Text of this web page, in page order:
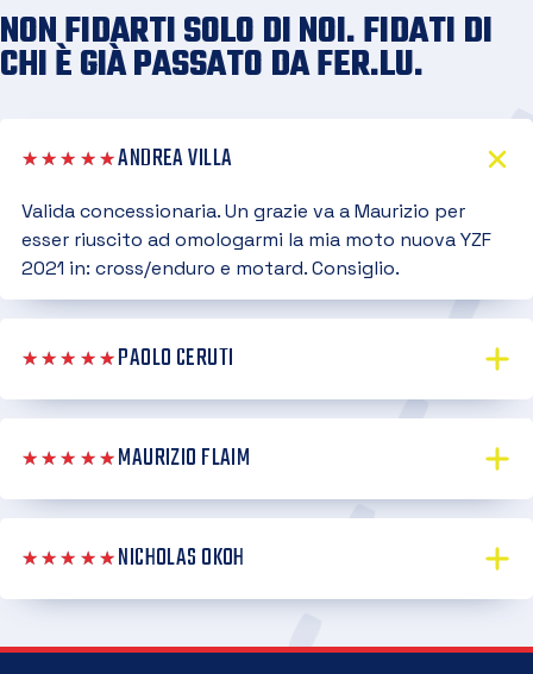
NON FIDARTI SOLO DI NOI. FIDATI DI
CHI È GIÀ PASSATO DA FER.LU.
★★★★★ANDREA VILLA
Valida concessionaria. Un grazie va a Maurizio per
esser riuscito ad omologarmi la mia moto nuova YZF
2021 in: cross/enduro e motard. Consiglio.
★★★★★PAOLO CERUTI
★★★★★MAURIZIO FLAIM
★★★★★NICHOLAS OKOH